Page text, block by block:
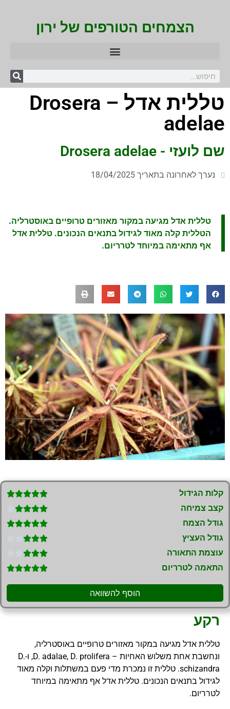
הצמחים הטורפים של ירון
טללית אדל – Drosera
adelae
שם לועזי - Drosera adelae
נערך לאחרונה בתאריך 18/04/2025
טללית אדל מגיעה במקור מאזורים טרופיים באוסטרליה.
הטללית קלה מאוד לגידול בתנאים הנכונים. טללית אדל
אף מתאימה במיוחד לטרריום.
קלות הגידול 




קצב צמיחה 



גודל הצמח 




גודל העציץ 


עוצמת התאורה 


התאמה לטרריום 




הוסף להשוואה
רקע
טללית אדל מגיעה במקור מאזורים טרופיים באוסטרליה,
ונחשבת אחת משלוש האחיות – D. adalae, D. prolifera, ו-D.
schizandra. טללית זו נמכרת מדי פעם במשתלות וקלה מאוד
לגידול בתנאים הנכונים. טללית אדל אף מתאימה במיוחד
לטרריום.